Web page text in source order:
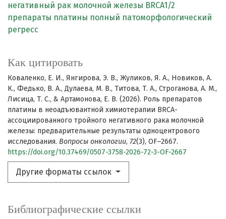
негативный рак молочной железы BRCA1/2
препараты платины полный патоморфологический
регресс
Как цитировать
Коваленко, Е. И., Янгирова, Э. В., Жуликов, Я. А., Новиков, А.
К., Федько, В. А., Дулаева, М. В., Титова, Т. А., Строганова, А. М.,
Лисица, Т. С., & Артамонова, Е. В. (2026). Роль препаратов
платины в неоадъювантной химиотерапии BRCA-
ассоциированного тройного негативного рака молочной
железы: предварительные результаты одноцентрового
исследования. Вопросы онкологии, 72(3), OF–2667.
https://doi.org/10.37469/0507-3758-2026-72-3-OF-2667
Другие форматы ссылок
Библиографические ссылки